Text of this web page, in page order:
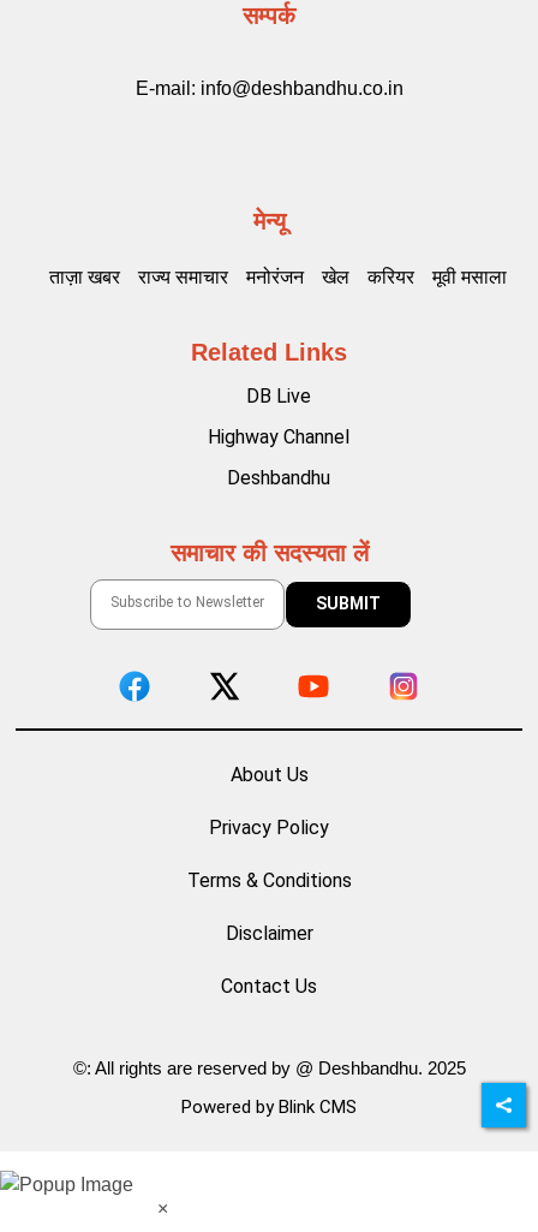
सम्पर्क
E-mail: info@deshbandhu.co.in
मेन्यू
ताज़ा खबर राज्य समाचार मनोरंजन खेल करियर मूवी मसाला
Related Links
DB Live
Highway Channel
Deshbandhu
समाचार की सदस्यता लें
About Us
Privacy Policy
Terms & Conditions
Disclaimer
Contact Us
©: All rights are reserved by @ Deshbandhu. 2025
Powered by Blink CMS
×